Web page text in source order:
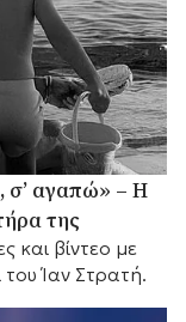
σ’ αγαπώ» – Η
της
και βίντεο με
Ίαν Στρατή.